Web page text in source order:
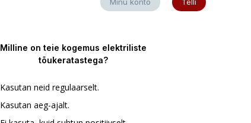
Milline on teie kogemus elektriliste
tõukeratastega?
Kasutan neid regulaarselt.
Kasutan aeg-ajalt.